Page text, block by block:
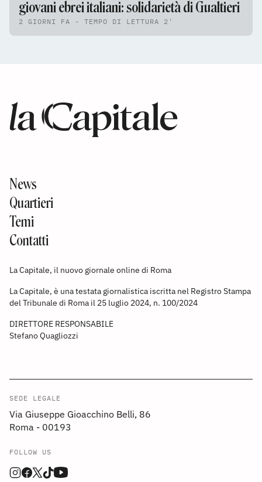
giovani ebrei italiani: solidarietà di Gualtieri
2 GIORNI FA - TEMPO DI LETTURA 2'
News
Quartieri
Temi
Contatti
La Capitale, il nuovo giornale online di Roma
La Capitale, è una testata giornalistica iscritta nel Registro Stampa
del Tribunale di Roma il 25 luglio 2024, n. 100/2024
DIRETTORE RESPONSABILE
Stefano Quagliozzi
SEDE LEGALE
Via Giuseppe Gioacchino Belli, 86
Roma - 00193
FOLLOW US